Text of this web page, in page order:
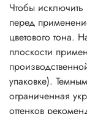
Чтобы
перед
цветового тона.
плоскости
упаковке).
ограниченная
оттенков